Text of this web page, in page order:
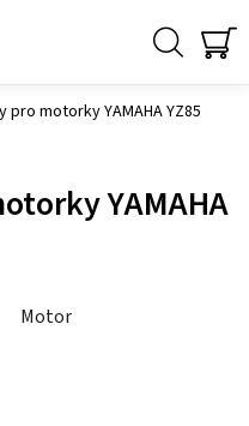
pro motorky YAMAHA YZ85
YAMAHA
Motor